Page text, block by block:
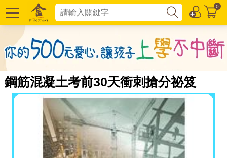
0
鋼筋混凝土考前30天衝刺搶分祕笈